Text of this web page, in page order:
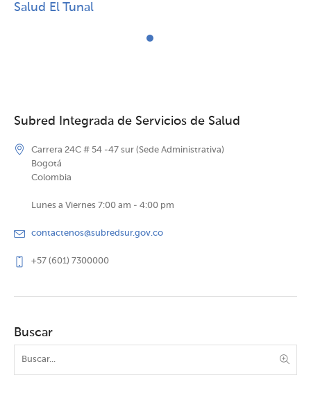
Salud El Tunal
Subred Integrada de Servicios de Salud
Carrera 24C # 54 -47 sur (Sede Administrativa)
Bogotá
Colombia
Lunes a Viernes 7:00 am - 4:00 pm
contactenos@subredsur.gov.co
+57 (601) 7300000
Buscar